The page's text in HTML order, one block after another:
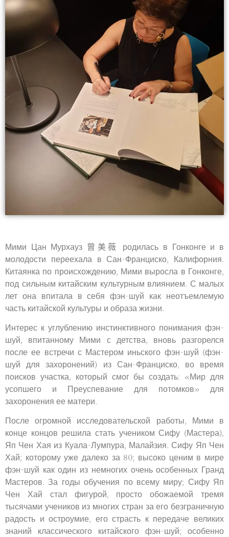
Мими Цан Мурхауз 曾美薇
родилась в Гонконге и в
молодости переехала в Сан-Франциско, Калифорния.
Китаянка по происхождению, Мими выросла в Гонконге,
под сильным китайским культурным влиянием. С малых
лет она впитала в себя фэн-шуй как неотъемлемую
часть китайской культуры и образа жизни.
Интерес к углублению инстинктивного понимания фэн-
шуй, впитанному Мими с детства, вновь разгорелся
после ее встречи с Мастером иньского фэн-шуй (фэн-
шуй для захоронений) из Сан-Франциско, во время
поисков участка, который смог бы создать: «Мир для
усопшего и Преуспевание для потомков» для
захоронения ее матери.
После огромной исследовательской работы, Мими в
конце концов решила стать учеником Сифу (Мастера),
Яп Чен Хая из Куала-Лумпура, Малайзия. Сифу Яп Чен
Хай; которому уже далеко за 80; высоко ценим в мире
фэн-шуй как один из немногих очень особенных Гранд
Мастеров. За годы обучения по всему миру; Сифу Яп
Чен Хай стал фигурой, просто обожаемой тремя
тысячами учеников из многих стран за его безграничную
радость и остроумие, его страсть к передаче великих
знаний классического китайского фэн-шуй; особенно